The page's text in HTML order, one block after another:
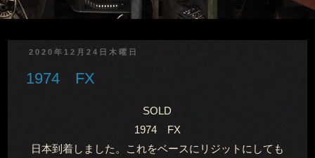
2020年12月24日木曜日
1974 FX
SOLD
1974 FX
日本到着しました。これをベースにリジットにしても